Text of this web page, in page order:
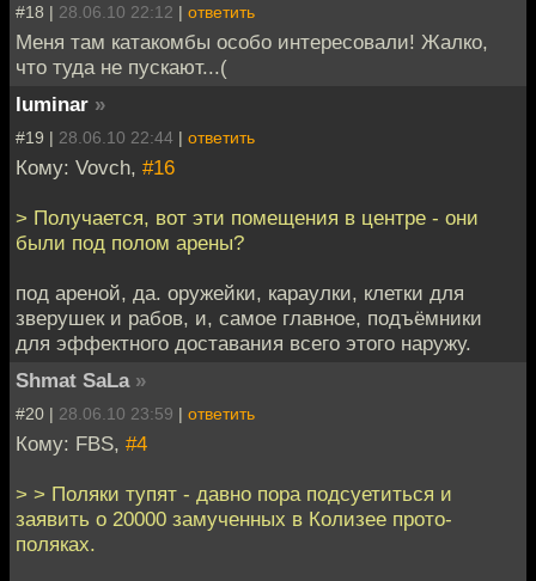
#18 | 28.06.10 22:12 | ответить
Меня там катакомбы особо интересовали! Жалко,
что туда не пускают...(
luminar »
#19 | 28.06.10 22:44 | ответить
Кому: Vovch, #16
> Получается, вот эти помещения в центре - они
были под полом арены?
под ареной, да. оружейки, караулки, клетки для
зверушек и рабов, и, самое главное, подъёмники
для эффектного доставания всего этого наружу.
Shmat SaLa »
#20 | 28.06.10 23:59 | ответить
Кому: FBS, #4
> > Поляки тупят - давно пора подсуетиться и
заявить о 20000 замученных в Колизее прото-
поляках.